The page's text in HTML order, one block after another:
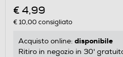
€ 4,99
€ 10,00consigliato
Acquisto online: disponibile
Ritiro in negozio in 30'